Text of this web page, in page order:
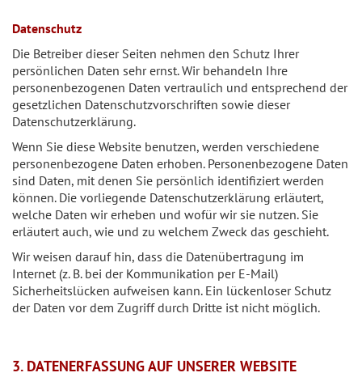
Datenschutz
Die Betreiber dieser Seiten nehmen den Schutz Ihrer
persönlichen Daten sehr ernst. Wir behandeln Ihre
personenbezogenen Daten vertraulich und entsprechend der
gesetzlichen Datenschutzvorschriften sowie dieser
Datenschutzerklärung.
Wenn Sie diese Website benutzen, werden verschiedene
personenbezogene Daten erhoben. Personenbezogene Daten
sind Daten, mit denen Sie persönlich identifiziert werden
können. Die vorliegende Datenschutzerklärung erläutert,
welche Daten wir erheben und wofür wir sie nutzen. Sie
erläutert auch, wie und zu welchem Zweck das geschieht.
Wir weisen darauf hin, dass die Datenübertragung im
Internet (z. B. bei der Kommunikation per E-Mail)
Sicherheitslücken aufweisen kann. Ein lückenloser Schutz
der Daten vor dem Zugriff durch Dritte ist nicht möglich.
3. DATENERFASSUNG AUF UNSERER WEBSITE